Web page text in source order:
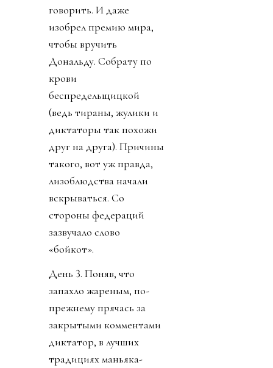
говорить. И даже
изобрел премию мира,
чтобы вручить
Дональду. Собрату по
крови
беспредельщицкой
(ведь тираны, жулики и
диктаторы так похожи
друг на друга). Причины
такого, вот уж правда,
лизоблюдства начали
вскрываться. Со
стороны федераций
зазвучало слово
«бойкот».
День 3. Поняв, что
запахло жареным, по-
прежнему прячась за
закрытыми комментами
диктатор, в лучших
традициях маньяка-